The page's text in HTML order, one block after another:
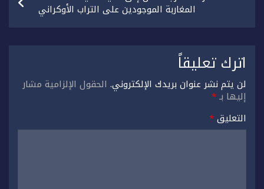
المغاربة الموجودين على التراب الأوكراني
اترك تعليقاً
لن يتم نشر عنوان بريدك الإلكتروني. الحقول الإلزامية مشار
إليها بـ*
التعليق*